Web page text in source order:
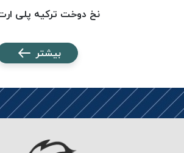
بیشتر